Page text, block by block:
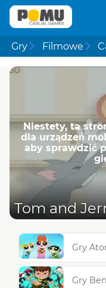
Gry Filmowe
Niestety, ta
dla urządzeń
aby sprawdzić
Gry
Gry